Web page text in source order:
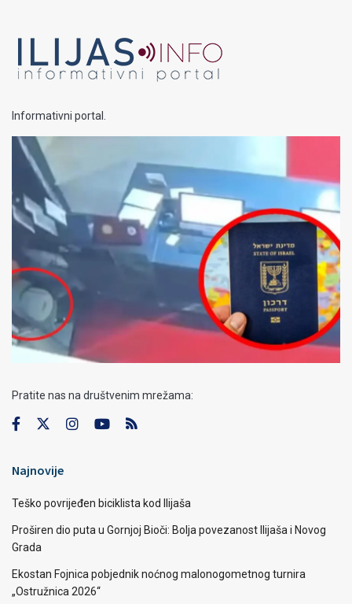
Informativni portal.
Pratite nas na društvenim mrežama:
Najnovije
Teško povrijeđen biciklista kod Ilijaša
Proširen dio puta u Gornjoj Bioči: Bolja povezanost Ilijaša i Novog
Grada
Ekostan Fojnica pobjednik noćnog malonogometnog turnira
„Ostružnica 2026“